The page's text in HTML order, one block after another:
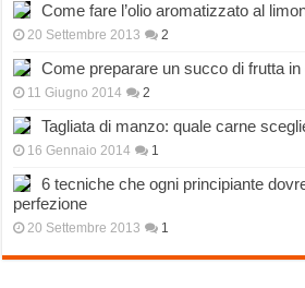
Come fare l’olio aromatizzato al
20 Settembre 2013 2
Come preparare un succo di frutta
11 Giugno 2014 2
Tagliata di manzo: quale carne
16 Gennaio 2014 1
6 tecniche che ogni principiante
perfezione
20 Settembre 2013 1